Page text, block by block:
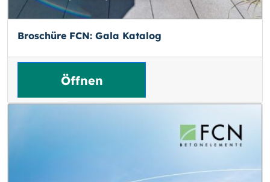
Broschüre FCN: Gala Katalog
Öffnen